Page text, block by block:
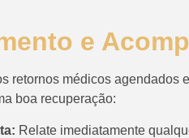
e
retornos médicos agendados
boa recuperação:
Relate imediatamente